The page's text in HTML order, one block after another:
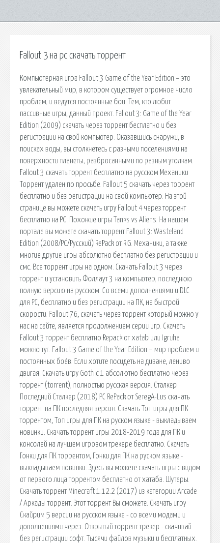
Fallout 3 на pc скачать торрент
Компьютерная игра Fallout 3 Game of the Year Edition – это
увлекательный мир, в котором существует огромное число
проблем, и ведутся постоянные бои. Тем, кто любит
пассивные игры, данный проект. Fallout 3: Game of the Year
Edition (2009) скачать через торрент бесплатно и без
регистрации на свой компьютер. Оказавшись снаружи, в
поисках воды, вы столкнетесь с разными поселениями на
поверхности планеты, разбросанными по разным уголкам.
Fallout 3 скачать торрент бесплатно на русском Механики
Торрент удален по просьбе. Fallout 5 скачать через торрент
бесплатно и без регистрации на свой компьютер. На этой
странице вы можете скачать игру Fallout 4 через торрент
бесплатно на PC. Похожие игры Tanks vs Aliens. На нашем
портале вы можете скачать торрент Fallout 3: Wasteland
Edition (2008/PC/Русский) RePack от R.G. Механики, а также
многие другие игры абсолютно бесплатно без регистрации и
смс. Все торрент игры на одном. Скачать Fallout 3 через
торрент и установить Фоллаут 3 на компьютер, последнюю
полную версию на русском. Со всеми дополнениями и DLC
для PC, бесплатно и без регистрации на ПК, на быстрой
скорости. Fallout 76, скачать через торрент который можно у
нас на сайте, является продолжением серии игр. Скачать
Fallout 3 торрент бесплатно Repack от xatab или Igruha
можно тут. Fallout 3 Game of the Year Edition – мир проблем и
постоянных боёв. Если хотите посидеть на диване, лениво
двигая. Скачать игру Gothic 1 абсолютно бесплатно через
торрент (torrent), полностью русская версия. Сталкер
Последний Сталкер (2018) PC RePack от SeregA-Lus скачать
торрент на ПК последняя версия. Скачать Топ игры для ПК
торрентом, Топ игры для ПК на руском языке - выкладываем
новинки. Скачать торрент игры 2018-2019 года для ПК и
консолей на лучшем игровом трекере бесплатно. Скачать
Гонки для ПК торрентом, Гонки для ПК на руском языке -
выкладываем новинки. Здесь вы можете скачать игры с видом
от первого лица торрентом бесплатно от хатаба. Шутеры.
Скачать торрент Minecraft 1.12.2 (2017) из категории Arcade
/ Аркады торрент. Этот торрент Вы сможете. Скачать игру
Скайрим 5 версии на русском языке - со всеми модами и
дополнениями через. Открытый торрент трекер - скачивай
без регистрации софт. Тысячи файлов музыки и бесплатных.